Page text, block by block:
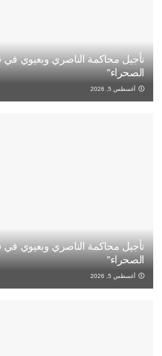
تأجيل محاكمة الناصري وبعيوي في
الصحراء”
أغسطس 5, 2026
تأجيل محاكمة الناصري وبعيوي في
الصحراء”
أغسطس 5, 2026